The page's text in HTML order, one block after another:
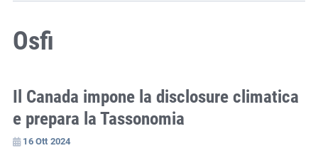
Osfi
Il Canada impone la disclosure climatica
e prepara la Tassonomia
16 Ott 2024